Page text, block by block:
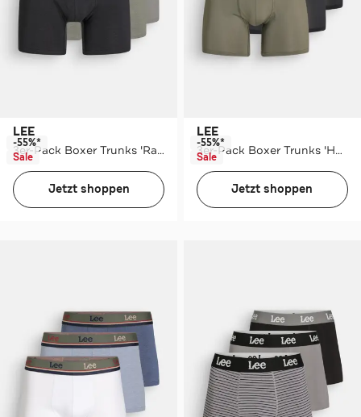
LEE
3er-Pack Boxer Trunks 'Raymar'
-55%*
Sale
Jetzt shoppen
LEE
3er-Pack Boxer Trunks 'Hale'
-55%*
Sale
Jetzt shoppen